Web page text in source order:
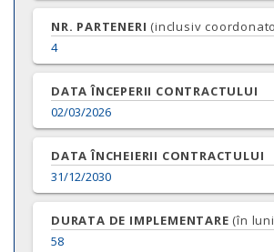
NR. PARTENERI (inclusiv
4
DATA ÎNCEPERII CONTRACTULUI
02/03/2026
DATA ÎNCHEIERII CONTRACTULUI
31/12/2030
DURATA DE IMPLEMENTARE (în
58